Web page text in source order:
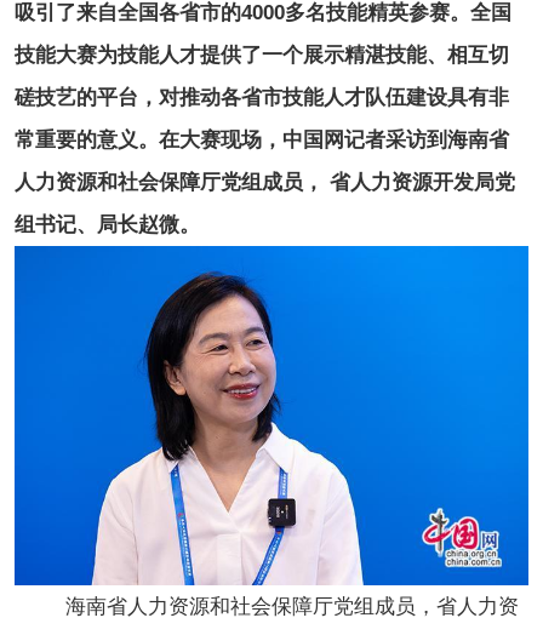
吸引了来自全国各省市的4000多名技能精英参赛。全国
技能大赛为技能人才提供了一个展示精湛技能、相互切
磋技艺的平台，对推动各省市技能人才队伍建设具有非
常重要的意义。在大赛现场，中国网记者采访到海南省
人力资源和社会保障厅党组成员， 省人力资源开发局党
组书记、局长赵微。
海南省人力资源和社会保障厅党组成员，省人力资